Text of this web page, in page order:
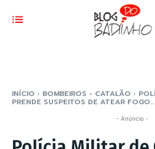
INÍCIO BOMBEIROS - CATALÃO
PRENDE SUSPEITOS DE ATEAR FOGO...
- Anúncio -